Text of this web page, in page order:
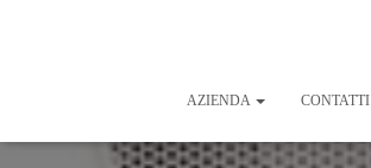
AZIENDA CONTATTI